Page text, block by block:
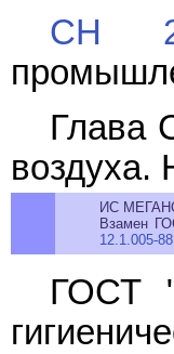
СН
Глава
воздуха.
ИС
Взамен
12.1.005-88
ГОСТ